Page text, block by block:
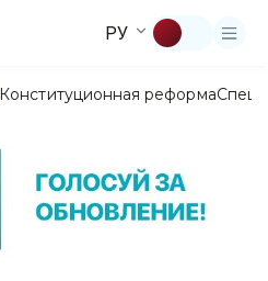
РУ
Конституционная реформа